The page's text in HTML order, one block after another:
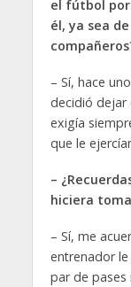
el fútbol por
él, ya sea
– Sí, hace
decidió dejar
exigía
que le
–
hiciera
– Sí, me
entrenador
par de pases